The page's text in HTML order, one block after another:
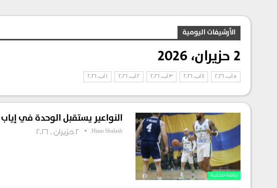
الأرشيفات اليومية
2 حزيران، 2026
5 آب، 2026 4 آب، 2026 3 آب، 2026 2 آب، 2026 1 آب، 2026
رياضة محلية
النواعير يستقبل الوحدة في إياب “الفاينل 6”
Hiam Shalash 2 حزيران , 2026